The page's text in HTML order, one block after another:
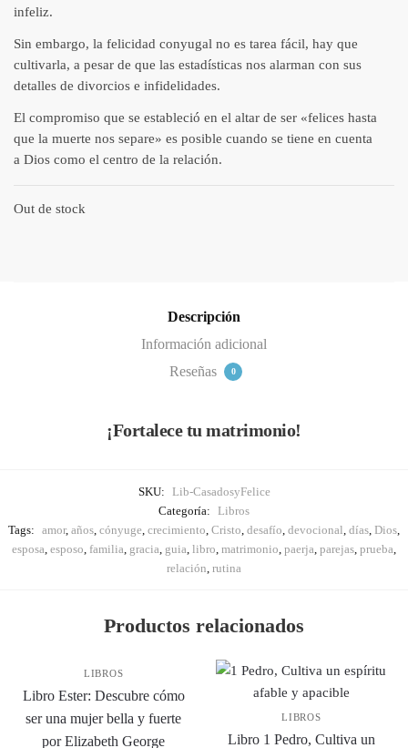
infeliz.
Sin embargo, la felicidad conyugal no es tarea fácil, hay que
cultivarla, a pesar de que las estadísticas nos alarman con sus
detalles de divorcios e infidelidades.
El compromiso que se estableció en el altar de ser «felices hasta
que la muerte nos separe» es posible cuando se tiene en cuenta
a Dios como el centro de la relación.
Out de stock
Descripción
Información adicional
Reseñas
0
¡Fortalece tu matrimonio!
SKU: Lib-CasadosyFelice
Categoría: Libros
Tags: amor, años cónyuge crecimiento Cristo desafío devocional días Dios
esposa esposo familia gracia guia libro matrimonio paerja parejas prueba
relación rutina
Productos relacionados
LIBROS
Libro Ester: Descubre cómo
ser una mujer bella y fuerte
por Elizabeth George
LIBROS
Libro 1 Pedro, Cultiva un